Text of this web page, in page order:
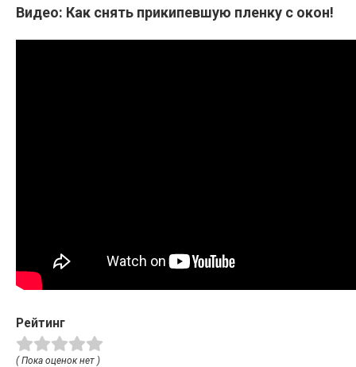
Видео: Как снять прикипевшую пленку с окон!
Рейтинг
( Пока оценок нет )